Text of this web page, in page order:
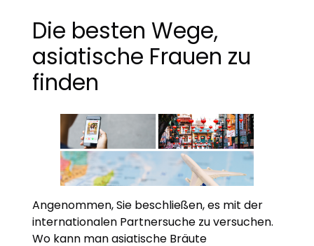
Die besten Wege,
asiatische Frauen zu
finden
Angenommen, Sie beschließen, es mit der
internationalen Partnersuche zu versuchen.
Wo kann man asiatische Bräute